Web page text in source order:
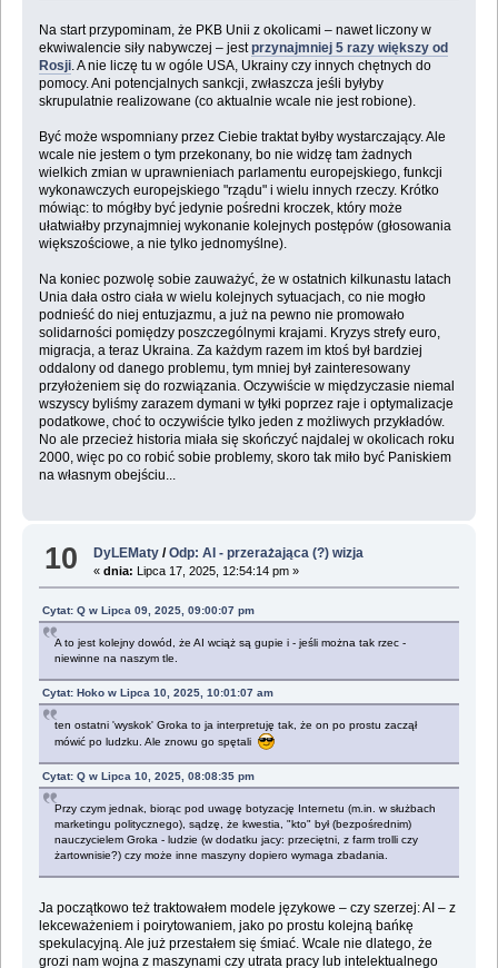
Na start przypominam, że PKB Unii z okolicami – nawet liczony w
ekwiwalencie siły nabywczej – jestprzynajmniej 5 razy większy od
Rosji. A nie liczę tu w ogóle USA, Ukrainy czy innych chętnych do
pomocy. Ani potencjalnych sankcji, zwłaszcza jeśli byłyby
skrupulatnie realizowane (co aktualnie wcale nie jest robione).
Być może wspomniany przez Ciebie traktat byłby wystarczający. Ale
wcale nie jestem o tym przekonany, bo nie widzę tam żadnych
wielkich zmian w uprawnieniach parlamentu europejskiego, funkcji
wykonawczych europejskiego "rządu" i wielu innych rzeczy. Krótko
mówiąc: to mógłby być jedynie pośredni kroczek, który może
ułatwiałby przynajmniej wykonanie kolejnych postępów (głosowania
większościowe, a nie tylko jednomyślne).
Na koniec pozwolę sobie zauważyć, że w ostatnich kilkunastu latach
Unia dała ostro ciała w wielu kolejnych sytuacjach, co nie mogło
podnieść do niej entuzjazmu, a już na pewno nie promowało
solidarności pomiędzy poszczególnymi krajami. Kryzys strefy euro,
migracja, a teraz Ukraina. Za każdym razem im ktoś był bardziej
oddalony od danego problemu, tym mniej był zainteresowany
przyłożeniem się do rozwiązania. Oczywiście w międzyczasie niemal
wszyscy byliśmy zarazem dymani w tyłki poprzez raje i optymalizacje
podatkowe, choć to oczywiście tylko jeden z możliwych przykładów.
No ale przecież historia miała się skończyć najdalej w okolicach roku
2000, więc po co robić sobie problemy, skoro tak miło być Paniskiem
na własnym obejściu...
10 DyLEMaty /Odp: AI - przerażająca (?) wizja
«dnia: Lipca 17, 2025, 12:54:14 pm »
Cytat: Q w Lipca 09, 2025, 09:00:07 pm
A to jest kolejny dowód, że AI wciąż są gupie i - jeśli można tak rzec -
niewinne na naszym tle.
Cytat: Hoko w Lipca 10, 2025, 10:01:07 am
ten ostatni 'wyskok' Groka to ja interpretuję tak, że on po prostu zaczął
mówić po ludzku. Ale znowu go spętali
Cytat: Q w Lipca 10, 2025, 08:08:35 pm
Przy czym jednak, biorąc pod uwagę botyzację Internetu (m.in. w służbach
marketingu politycznego), sądzę, że kwestia, "kto" był (bezpośrednim)
nauczycielem Groka - ludzie (w dodatku jacy: przeciętni, z farm trolli czy
żartownisie?) czy może inne maszyny dopiero wymaga zbadania.
Ja początkowo też traktowałem modele językowe – czy szerzej: AI – z
lekceważeniem i poirytowaniem, jako po prostu kolejną bańkę
spekulacyjną. Ale już przestałem się śmiać. Wcale nie dlatego, że
grozi nam wojna z maszynami czy utrata pracy lub intelektualnego